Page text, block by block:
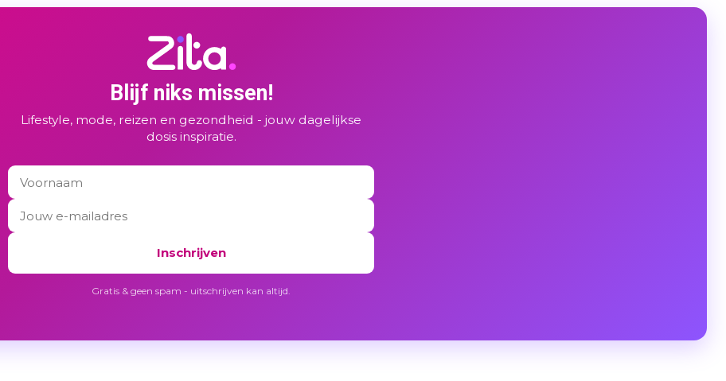
Blijf niks missen!
Lifestyle, mode, reizen en gezondheid - jouw dagelijkse
dosis inspiratie.
Inschrijven
Gratis & geen spam - uitschrijven kan altijd.